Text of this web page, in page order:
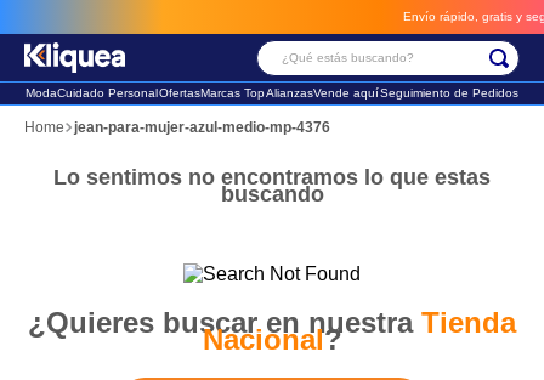
Envío rápido, gratis y seguro por **BM-Cargo** envios a través de
¿Qué estás buscando?
ModaCuidado PersonalOfertasMarcas TopAlianzasVende aquíSeguimiento de Pedidos
jean-para-mujer-azul-medio-mp-4376
Lo sentimos no encontramos lo que estas
buscando
¿Quieres buscar en nuestra Tienda
Nacional?
Términos Más Buscados